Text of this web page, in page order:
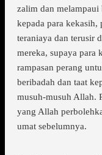
zalim dan melampaui
kepada para
teraniaya dan terusir
mereka, supaya para
rampasan perang
beribadah dan taat
musuh-musuh Allah.
yang Allah
umat sebelumnya.